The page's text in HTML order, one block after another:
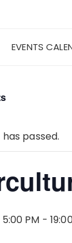
EVENTS
passed.
PM -